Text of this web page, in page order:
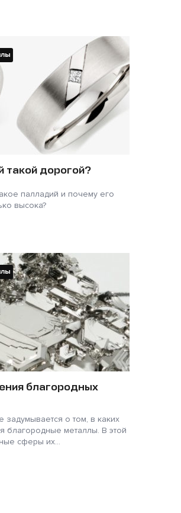
такой дорогой?
палладий и почему его
высока?
благородных
о том, в каких
благородные металлы. В этой
сферы их...